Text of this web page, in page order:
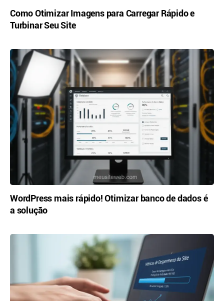
Como Otimizar Imagens para Carregar Rápido e
Turbinar Seu Site
WordPress mais rápido! Otimizar banco de dados é
a solução